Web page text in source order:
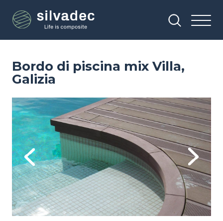
contenuto
Bordo di piscina mix Villa,
Galizia
Previous
Image
Next